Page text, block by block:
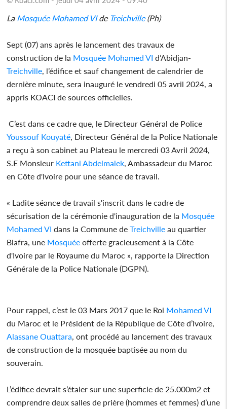
La Mosquée Mohamed VIde Treichville(Ph)
Sept (07) ans après le lancement des travaux de
construction de la Mosquée Mohamed VI d’Abidjan-
Treichville , l’édifice et sauf changement de calendrier de
dernière minute, sera inauguré le vendredi 05 avril 2024, a
appris KOACI de sources officielles.
C’est dans ce cadre que, le Directeur Général de Police
Youssouf Kouyaté , Directeur Général de la Police Nationale
a reçu à son cabinet au Plateau le mercredi 03 Avril 2024,
S.E Monsieur Kettani Abdelmalek , Ambassadeur du Maroc
en Côte d'Ivoire pour une séance de travail.
« Ladite séance de travail s'inscrit dans le cadre de
sécurisation de la cérémonie d'inauguration de la Mosquée
Mohamed VI dans la Commune deTreichville au quartier
Biafra, une Mosquée offerte gracieusement à la Côte
d'Ivoire par le Royaume du Maroc », rapporte la Direction
Générale de la Police Nationale (DGPN).
Pour rappel, c’est le 03 Mars 2017 que le Roi Mohamed VI
du Maroc et le Président de la République de Côte d’Ivoire,
Alassane Ouattara , ont procédé au lancement des travaux
de construction de la mosquée baptisée au nom du
souverain.
L’édifice devrait s’étaler sur une superficie de 25.000m2 et
comprendre deux salles de prière (hommes et femmes) d’une